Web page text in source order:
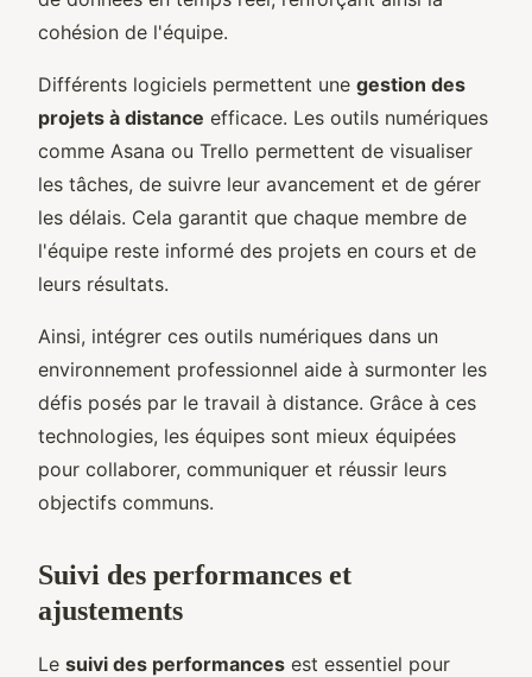
cohésion de l'équipe.
Différents logiciels permettent une gestion des
projets à distance efficace. Les outils numériques
comme Asana ou Trello permettent de visualiser
les tâches, de suivre leur avancement et de gérer
les délais. Cela garantit que chaque membre de
l'équipe reste informé des projets en cours et de
leurs résultats.
Ainsi, intégrer ces outils numériques dans un
environnement professionnel aide à surmonter les
défis posés par le travail à distance. Grâce à ces
technologies, les équipes sont mieux équipées
pour collaborer, communiquer et réussir leurs
objectifs communs.
Suivi des performances et
ajustements
Le suivi des performances est essentiel pour